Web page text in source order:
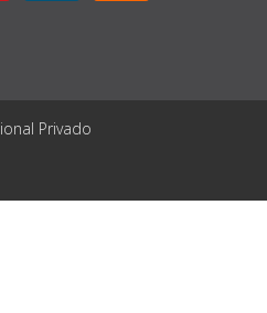
Privado